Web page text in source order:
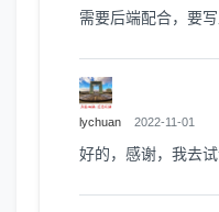
需要后端配合，要
lychuan 2022-11-01
好的，感谢，我去